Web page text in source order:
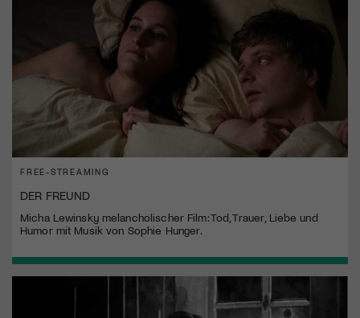
FREE-STREAMING
DER FREUND
Micha Lewinsky melancholischer Film: Tod, Trauer, Liebe und
Humor mit Musik von Sophie Hunger.